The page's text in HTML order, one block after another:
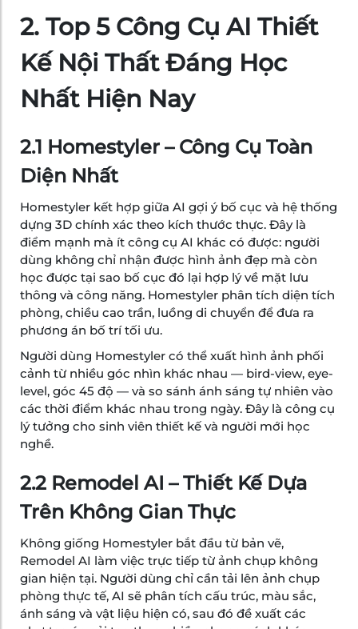
2. Top 5 Công Cụ AI Thiết
Kế Nội Thất Đáng Học
Nhất Hiện Nay
2.1 Homestyler – Công Cụ Toàn
Diện Nhất
Homestyler kết hợp giữa AI gợi ý bố cục và hệ thống
dựng 3D chính xác theo kích thước thực. Đây là
điểm mạnh mà ít công cụ AI khác có được: người
dùng không chỉ nhận được hình ảnh đẹp mà còn
học được tại sao bố cục đó lại hợp lý về mặt lưu
thông và công năng. Homestyler phân tích diện tích
phòng, chiều cao trần, luồng di chuyển để đưa ra
phương án bố trí tối ưu.
Người dùng Homestyler có thể xuất hình ảnh phối
cảnh từ nhiều góc nhìn khác nhau — bird-view, eye-
level, góc 45 độ — và so sánh ánh sáng tự nhiên vào
các thời điểm khác nhau trong ngày. Đây là công cụ
lý tưởng cho sinh viên thiết kế và người mới học
nghề.
2.2 Remodel AI – Thiết Kế Dựa
Trên Không Gian Thực
Không giống Homestyler bắt đầu từ bản vẽ,
Remodel AI làm việc trực tiếp từ ảnh chụp không
gian hiện tại. Người dùng chỉ cần tải lên ảnh chụp
phòng thực tế, AI sẽ phân tích cấu trúc, màu sắc,
ánh sáng và vật liệu hiện có, sau đó đề xuất các